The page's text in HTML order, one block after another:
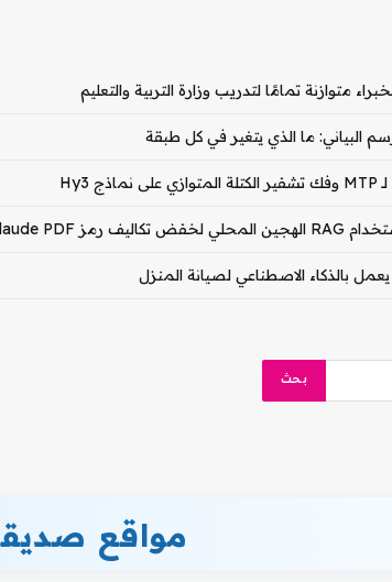
البياني: ما الذي يتغير في كل طبقة
مواقع